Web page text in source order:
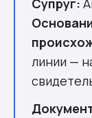
линии —